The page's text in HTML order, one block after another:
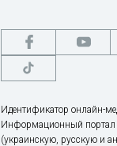
Идентификатор онлайн-
Информационный портал
(украинскую, русскую и